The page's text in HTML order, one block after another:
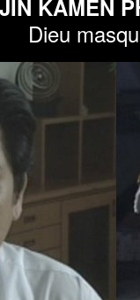
JIN KAMEN
Dieu